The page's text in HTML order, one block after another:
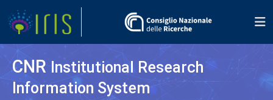
CNR Institutional Research
Information System